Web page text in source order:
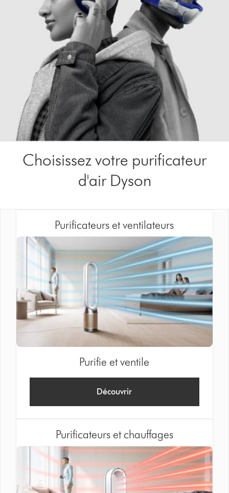
Choisissez votre purificateur
d'air Dyson
Purificateurs et ventilateurs
Purifie et ventile
Découvrir
Purificateurs et chauffages